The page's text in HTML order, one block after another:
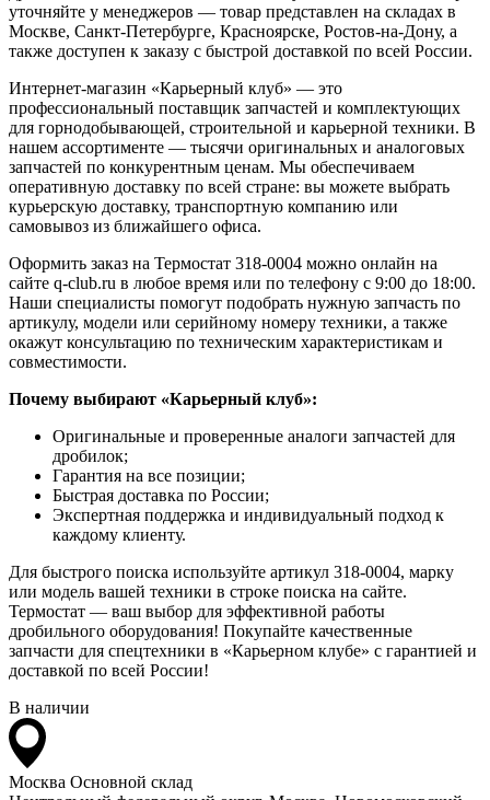
уточняйте у менеджеров — товар представлен на складах в
Москве, Санкт-Петербурге, Красноярске, Ростов-на-Дону, а
также доступен к заказу с быстрой доставкой по всей России.
Интернет-магазин «Карьерный клуб» — это
профессиональный поставщик запчастей и комплектующих
для горнодобывающей, строительной и карьерной техники. В
нашем ассортименте — тысячи оригинальных и аналоговых
запчастей по конкурентным ценам. Мы обеспечиваем
оперативную доставку по всей стране: вы можете выбрать
курьерскую доставку, транспортную компанию или
самовывоз из ближайшего офиса.
Оформить заказ на Термостат 318-0004 можно онлайн на
сайте q-club.ru в любое время или по телефону с 9:00 до 18:00.
Наши специалисты помогут подобрать нужную запчасть по
артикулу, модели или серийному номеру техники, а также
окажут консультацию по техническим характеристикам и
совместимости.
Почему выбирают «Карьерный клуб»:
Оригинальные и проверенные аналоги запчастей для
дробилок;
Гарантия на все позиции;
Быстрая доставка по России;
Экспертная поддержка и индивидуальный подход к
каждому клиенту.
Для быстрого поиска используйте артикул 318-0004, марку
или модель вашей техники в строке поиска на сайте.
Термостат — ваш выбор для эффективной работы
дробильного оборудования! Покупайте качественные
запчасти для спецтехники в «Карьерном клубе» с гарантией и
доставкой по всей России!
В наличии
Москва Основной склад